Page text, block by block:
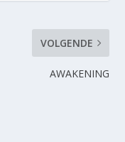
VOLGENDE
AWAKENING